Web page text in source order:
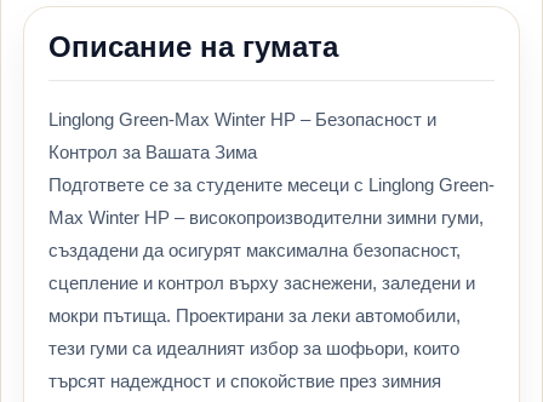
Описание на гумата
Linglong Green-Max Winter HP – Безопасност и
Контрол за Вашата Зима
Подгответе се за студените месеци с Linglong Green-
Max Winter HP – високопроизводителни зимни гуми,
създадени да осигурят максимална безопасност,
сцепление и контрол върху заснежени, заледени и
мокри пътища. Проектирани за леки автомобили,
тези гуми са идеалният избор за шофьори, които
търсят надеждност и спокойствие през зимния